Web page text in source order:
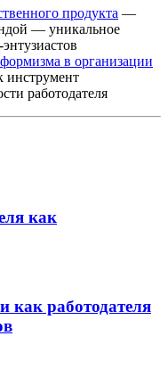
продукта —
— уникальное
в организации
инструмент
работодателя
как
как работодателя